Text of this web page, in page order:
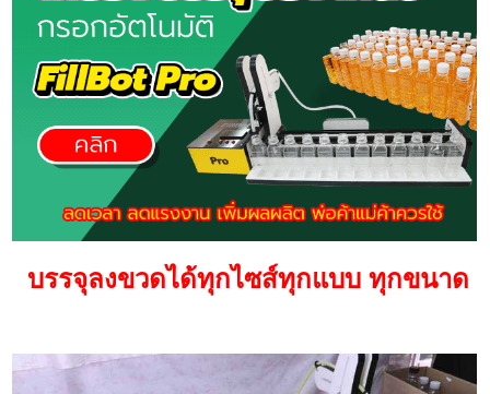
บรรจุลงขวดได้ทุกไซส์ทุกแบบ ทุกขนาด